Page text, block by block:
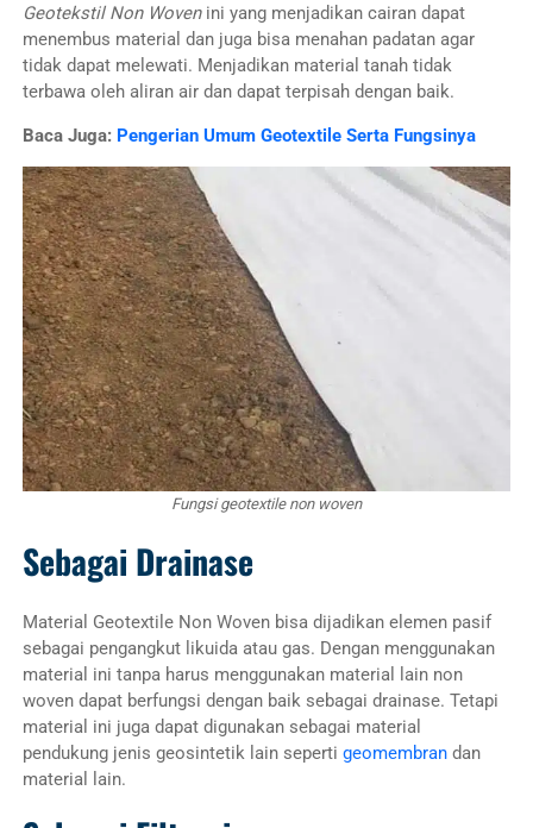
Geotekstil Non Wovenini yang menjadikan cairan dapat
menembus material dan juga bisa menahan padatan agar
tidak dapat melewati. Menjadikan material tanah tidak
terbawa oleh aliran air dan dapat terpisah dengan baik.
Baca Juga: Pengerian Umum Geotextile Serta Fungsinya
Fungsi geotextile non woven
Sebagai Drainase
Material Geotextile Non Woven bisa dijadikan elemen pasif
sebagai pengangkut likuida atau gas. Dengan menggunakan
material ini tanpa harus menggunakan material lain non
woven dapat berfungsi dengan baik sebagai drainase. Tetapi
material ini juga dapat digunakan sebagai material
pendukung jenis geosintetik lain seperti geomembrandan
material lain.